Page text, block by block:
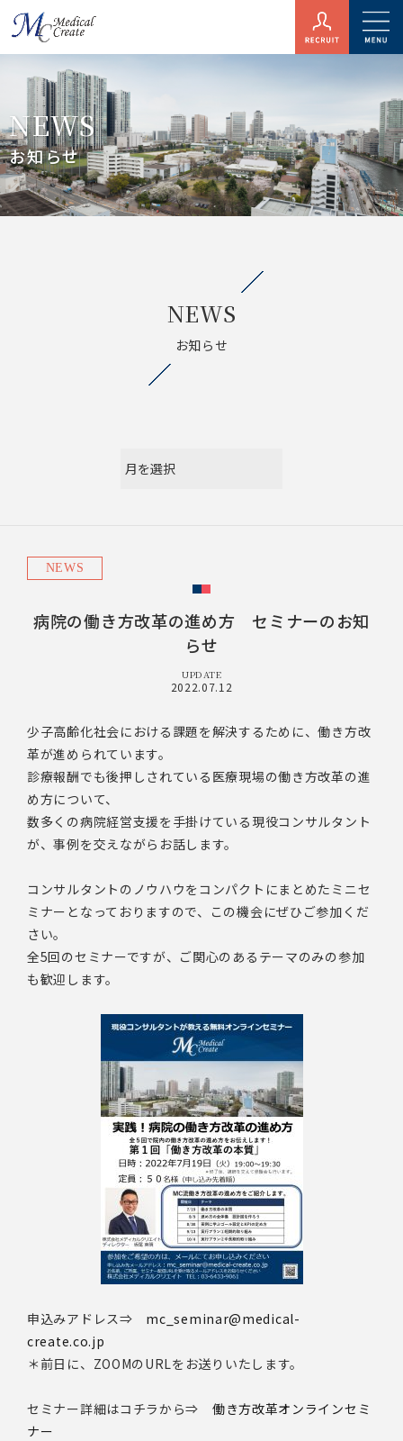
NEWS
お知らせ
NEWS
お知らせ
NEWS
病院の働き方改革の進め方 セミナーのお知
らせ
UPDATE
2022.07.12
少子高齢化社会における課題を解決するために、働き方改
革が進められています。
診療報酬でも後押しされている医療現場の働き方改革の進
め方について、
数多くの病院経営支援を手掛けている現役コンサルタント
が、事例を交えながらお話します。
コンサルタントのノウハウをコンパクトにまとめたミニセ
ミナーとなっておりますので、この機会にぜひご参加くだ
さい。
全5回のセミナーですが、ご関心のあるテーマのみの参加
も歓迎します。
申込みアドレス⇒ mc_seminar@medical-
create.co.jp
＊前日に、ZOOMのURLをお送りいたします。
セミナー詳細はコチラから⇒ 働き方改革オンラインセミ
ナー